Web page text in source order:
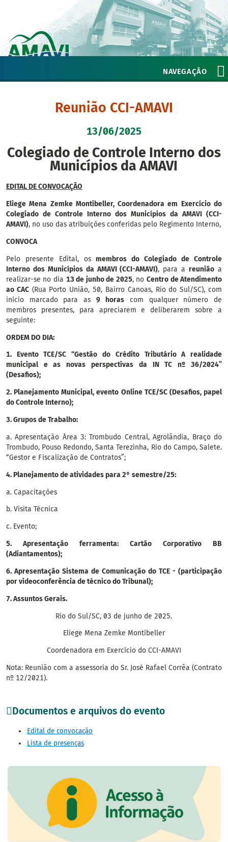
NAVEGAÇÃO
Reunião CCI-AMAVI
13/06/2025
Colegiado de Controle Interno dos
Municípios da AMAVI
EDITAL DE CONVOCAÇÃO
Eliege Mena Zemke Montibeller, Coordenadora em Exercício do
Colegiado de Controle Interno dos Municípios da AMAVI (CCI-
AMAVI), no uso das atribuições conferidas pelo Regimento Interno,
CONVOCA
Pelo presente Edital, osmembros do Colegiado de Controle
Interno dos Municípios da AMAVI (CCI-AMAVI), para areunião a
realizar-se no dia 13 de junho de 2025, no Centro de Atendimento
ao CAC(Rua Porto União, 50, Bairro Canoas, Rio do Sul/SC), com
início marcado para as9 horascom qualquer número de
membros presentes, para apreciarem e deliberarem sobre a
seguinte:
ORDEM DO DIA:
1. Evento TCE/SC “Gestão do Crédito Tributário A realidade
municipal e as novas perspectivas da IN TC nº 36/2024”
(Desafios);
2. Planejamento Municipal, evento Online TCE/SC (Desafios, papel
do Controle Interno);
3. Grupos de Trabalho:
a. Apresentação Área 3: Trombudo Central, Agrolândia, Braço do
Trombudo, Pouso Redondo, Santa Terezinha, Rio do Campo, Salete.
“Gestor e Fiscalização de Contratos”;
4. Planejamento de atividades para 2° semestre/25:
a. Capacitações
b. Visita Técnica
c. Evento;
5. Apresentação ferramenta: Cartão Corporativo BB
(Adiantamentos);
6. Apresentação Sistema de Comunicação do TCE - (participação
por videoconferência de técnico do Tribunal);
7. Assuntos Gerais.
Rio do Sul/SC, 03 de junho de 2025.
Eliege Mena Zemke Montibeller
Coordenadora em Exercício do CCI-AMAVI
Nota: Reunião com a assessoria do Sr. José Rafael Corrêa (Contrato
nº 12/2021).
Documentos e arquivos do evento
Edital de convocação
Lista de presenças